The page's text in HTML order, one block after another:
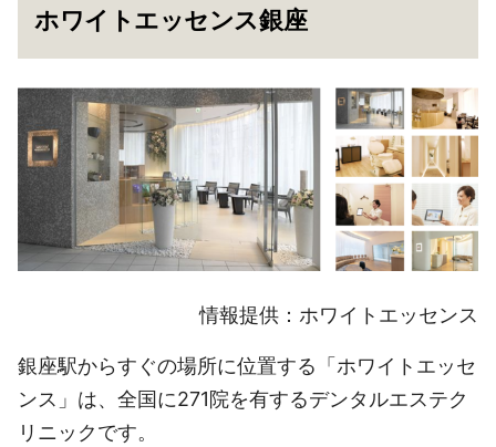
ホワイトエッセンス銀座
情報提供：ホワイトエッセンス
銀座駅からすぐの場所に位置する「ホワイトエッセ
ンス」は、全国に271院を有するデンタルエステク
リニックです。